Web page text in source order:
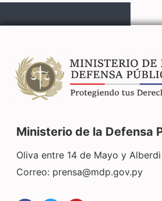
Ministerio de la Defensa
Oliva entre 14 de Mayo y
Correo: prensa@mdp.gov.py